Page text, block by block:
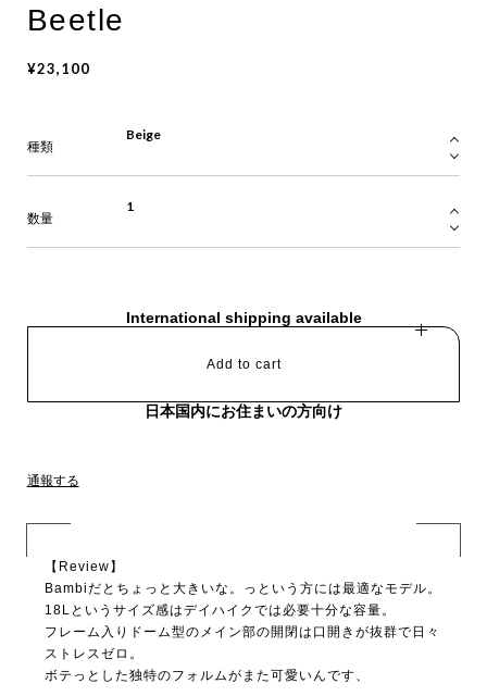
Beetle
¥23,100
種類
数量
International shipping available
Add to cart
日本国内にお住まいの方向け
通報する
【Review】
Bambiだとちょっと大きいな。っという方には最適なモデル。
18Lというサイズ感はデイハイクでは必要十分な容量。
フレーム入りドーム型のメイン部の開閉は口開きが抜群で日々
ストレスゼロ。
ボテっとした独特のフォルムがまた可愛いんです、